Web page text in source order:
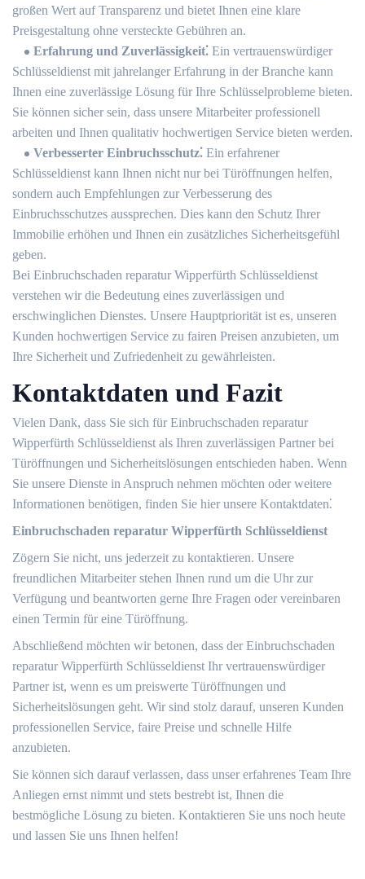
großen Wert auf Transparenz und bietet Ihnen eine klare
Preisgestaltung ohne versteckte Gebühren an.​
Erfahrung und Zuverlässigkeit⁚ Ein vertrauenswürdiger
Schlüsseldienst mit jahrelanger Erfahrung in der Branche kann
Ihnen eine zuverlässige Lösung für Ihre Schlüsselprobleme bieten.
Sie können sicher sein, dass unsere Mitarbeiter professionell
arbeiten und Ihnen qualitativ hochwertigen Service bieten werden.
Verbesserter Einbruchsschutz⁚ Ein erfahrener
Schlüsseldienst kann Ihnen nicht nur bei Türöffnungen helfen,
sondern auch Empfehlungen zur Verbesserung des
Einbruchsschutzes aussprechen.​ Dies kann den Schutz Ihrer
Immobilie erhöhen und Ihnen ein zusätzliches Sicherheitsgefühl
geben.​
Bei Einbruchschaden reparatur Wipperfürth Schlüsseldienst
verstehen wir die Bedeutung eines zuverlässigen und
erschwinglichen Dienstes.​ Unsere Hauptpriorität ist es, unseren
Kunden hochwertigen Service zu fairen Preisen anzubieten, um
Ihre Sicherheit und Zufriedenheit zu gewährleisten.​
Kontaktdaten und Fazit
Vielen Dank, dass Sie sich für Einbruchschaden reparatur
Wipperfürth Schlüsseldienst als Ihren zuverlässigen Partner bei
Türöffnungen und Sicherheitslösungen entschieden haben.​ Wenn
Sie unsere Dienste in Anspruch nehmen möchten oder weitere
Informationen benötigen, finden Sie hier unsere Kontaktdaten⁚
Einbruchschaden reparatur Wipperfürth Schlüsseldienst
Zögern Sie nicht, uns jederzeit zu kontaktieren. Unsere
freundlichen Mitarbeiter stehen Ihnen rund um die Uhr zur
Verfügung und beantworten gerne Ihre Fragen oder vereinbaren
einen Termin für eine Türöffnung.
Abschließend möchten wir betonen, dass der Einbruchschaden
reparatur Wipperfürth Schlüsseldienst Ihr vertrauenswürdiger
Partner ist, wenn es um preiswerte Türöffnungen und
Sicherheitslösungen geht. Wir sind stolz darauf, unseren Kunden
professionellen Service, faire Preise und schnelle Hilfe
anzubieten.​
Sie können sich darauf verlassen, dass unser erfahrenes Team Ihre
Anliegen ernst nimmt und stets bestrebt ist, Ihnen die
bestmögliche Lösung zu bieten.​ Kontaktieren Sie uns noch heute
und lassen Sie uns Ihnen helfen!​